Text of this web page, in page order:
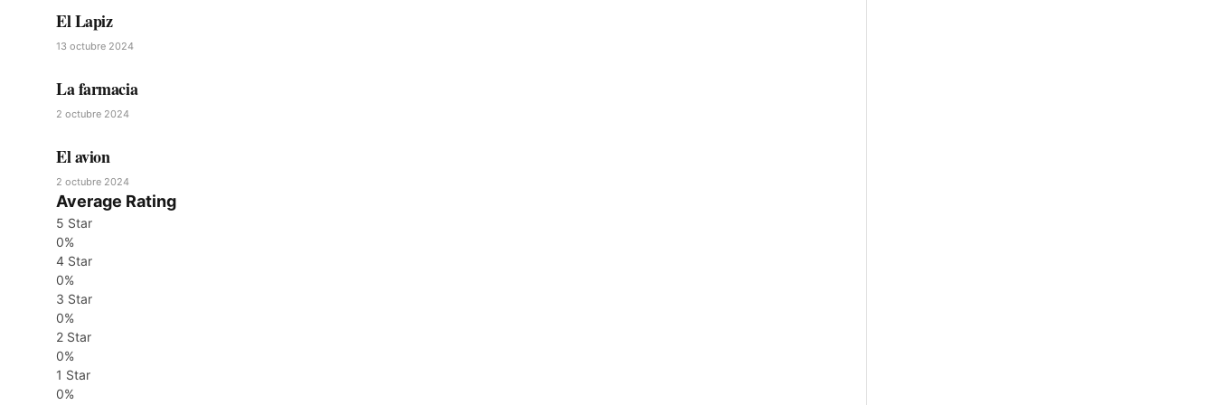
El Lapiz
13 octubre 2024
La farmacia
2 octubre 2024
El avion
2 octubre 2024
Average Rating
5 Star
0%
4 Star
0%
3 Star
0%
2 Star
0%
1 Star
0%